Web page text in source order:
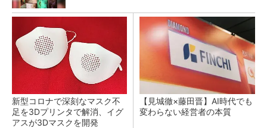
新型コロナで深刻なマスク不
足を3Dプリンタで解消、イグ
アスが3Dマスクを開発
【見城徹×藤田晋】AI時代でも
変わらない経営者の本質